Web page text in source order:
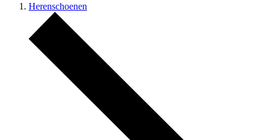
Herenschoenen